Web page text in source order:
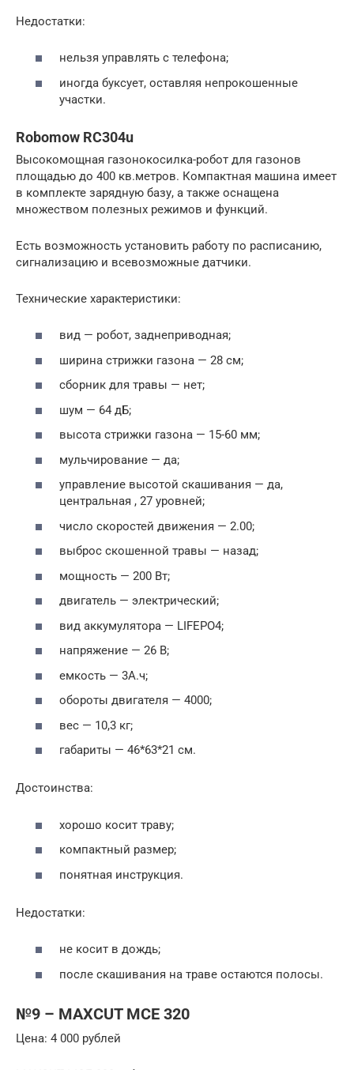
Недостатки:
нельзя управлять с телефона;
иногда буксует, оставляя непрокошенные
участки.
Robomow RC304u
Высокомощная газонокосилка-робот для газонов
площадью до 400 кв.метров. Компактная машина имеет
в комплекте зарядную базу, а также оснащена
множеством полезных режимов и функций.
Есть возможность установить работу по расписанию,
сигнализацию и всевозможные датчики.
Технические характеристики:
вид — робот, заднеприводная;
ширина стрижки газона — 28 см;
сборник для травы — нет;
шум — 64 дБ;
высота стрижки газона — 15-60 мм;
мульчирование — да;
управление высотой скашивания — да,
центральная , 27 уровней;
число скоростей движения — 2.00;
выброс скошенной травы — назад;
мощность — 200 Вт;
двигатель — электрический;
вид аккумулятора — LIFEPO4;
напряжение — 26 В;
емкость — 3А.ч;
обороты двигателя — 4000;
вес — 10,3 кг;
габариты — 46*63*21 см.
Достоинства:
хорошо косит траву;
компактный размер;
понятная инструкция.
Недостатки:
не косит в дождь;
после скашивания на траве остаются полосы.
№9 – MAXCUT MCE 320
Цена: 4 000 рублей